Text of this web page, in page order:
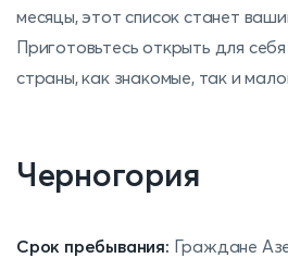
месяцы, этот список станет
Приготовьтесь открыть для
страны, как знакомые, так и
Черногория
Срок пребывания: Граждане